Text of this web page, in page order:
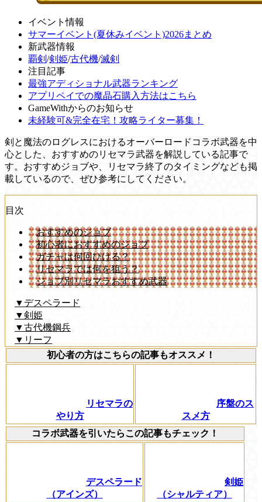
イベント情報
サマーイベント(夏休みイベント)2026まとめ
新武器情報
覇剣 /剣姫/古代機/滅剣
注目記事
最強アディショナル武器ランキング
アプリペイでの魔晶石購入方法はこちら
GameWithからのお知らせ
未経験可&完全在宅！攻略ライター募集！
剣と魔法のログレスにおけるオーバーロードコラボ武器を中
心とした、おすすめのリセマラ武器を解説している記事で
す。おすすめジョブや、リセマラ終了のタイミングなども掲
載しているので、ぜひ参考にしてください。
目次
おすすめのジョブ
初心者におすすめのジョブ
ガチャは何回ひける？
リセマラでは何を狙う？
ジョブ別リセマラおすすめ武器
▼デスペラード
▼剣姫
▼古代機鋼兵
▼リーフ
初心者の方はこちらの記事もオススメ！
リセマラの
やり方
序盤のス
スメ方
コラボ武器を引いたらこの記事もチェック！
デスペラード
（アインズ）
剣姫
（シャルティア）